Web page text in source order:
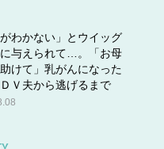
がわかない」とウイッグ
与えられて…。「お母
けて」乳がんになった
Ｖ夫から逃げるまで